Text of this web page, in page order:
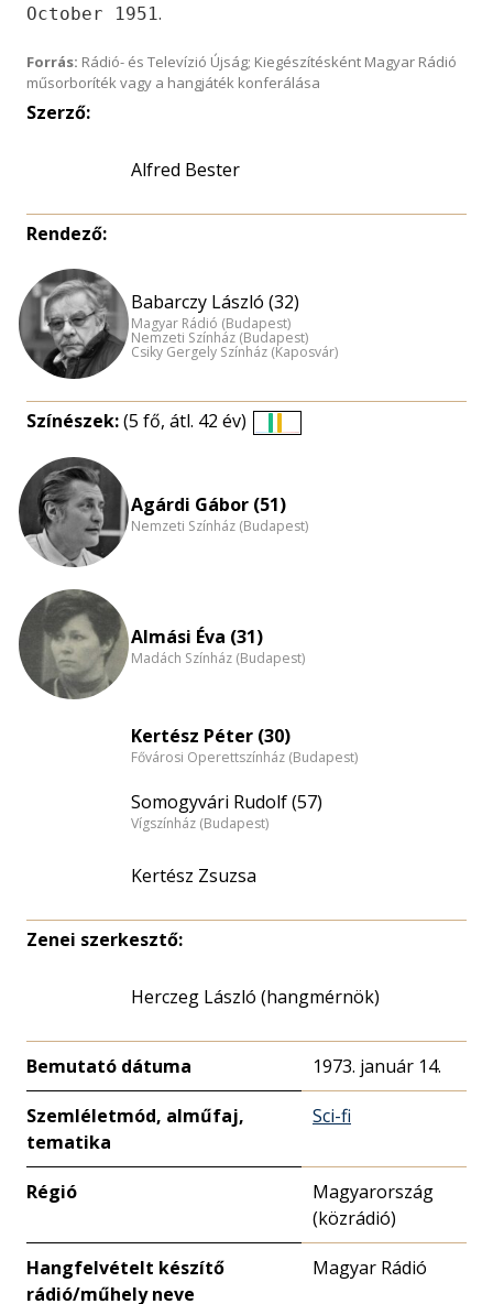
October 1951.
Forrás: Rádió- és Televízió Újság; Kiegészítésként Magyar Rádió
műsorboríték vagy a hangjáték konferálása
Szerző:
Alfred Bester
Rendező:
Babarczy László (32)
Magyar Rádió (Budapest)
Nemzeti Színház (Budapest)
Csiky Gergely Színház (Kaposvár)
Színészek:(5 fő, átl. 42 év)
nagyítása
Agárdi Gábor (51)
Nemzeti Színház (Budapest)
Almási Éva (31)
Madách Színház (Budapest)
Kertész Péter (30)
Fővárosi Operettszínház (Budapest)
Somogyvári Rudolf (57)
Vígszínház (Budapest)
Kertész Zsuzsa
Zenei szerkesztő:
Herczeg László (hangmérnök)
Bemutató dátuma 1973. január 14.
Szemléletmód, alműfaj,
tematika
Sci-fi
Régió
Magyarország
(közrádió)
Hangfelvételt készítő
rádió/műhely neve
Magyar Rádió